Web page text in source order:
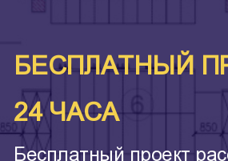
БЕСПЛАТНЫЙ
24 ЧАСА
Бесплатный проект